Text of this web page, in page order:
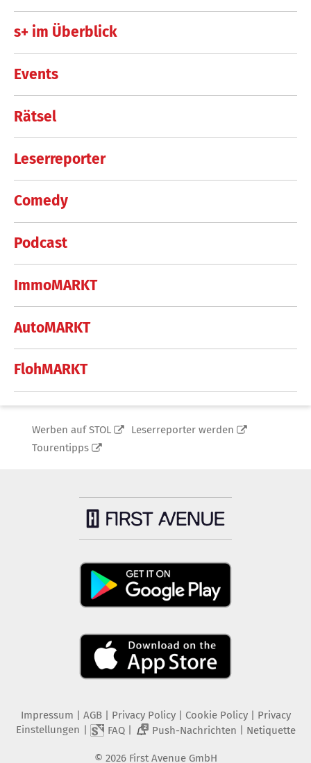
s+ im Überblick
Events
Rätsel
Leserreporter
Comedy
Podcast
ImmoMARKT
AutoMARKT
FlohMARKT
Werben auf STOL
Leserreporter werden
Tourentipps
Impressum | AGB | Privacy Policy| Cookie Policy| Privacy
Einstellungen | FAQ| 2 Push-Nachrichten | Netiquette
© 2026 First Avenue GmbH